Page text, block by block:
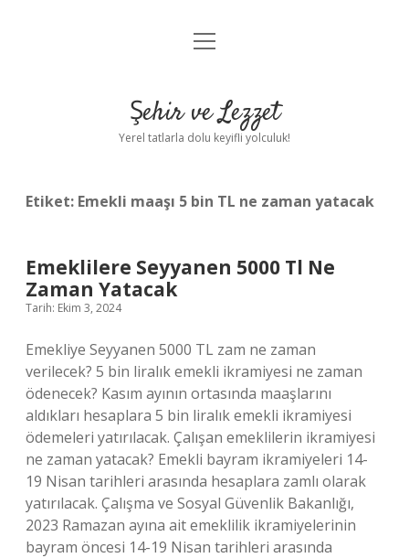
Anasayfa
Yasal Uyarı
menüyü
Şehir ve Lezzet
Yerel tatlarla dolu keyifli yolculuk!
Etiket: Emekli maaşı 5 bin TL ne zaman yatacak
Emeklilere Seyyanen 5000 Tl Ne
Zaman Yatacak
Tarih: Ekim 3, 2024
Emekliye Seyyanen 5000 TL zam ne zaman
verilecek? 5 bin liralık emekli ikramiyesi ne zaman
ödenecek? Kasım ayının ortasında maaşlarını
aldıkları hesaplara 5 bin liralık emekli ikramiyesi
ödemeleri yatırılacak. Çalışan emeklilerin ikramiyesi
ne zaman yatacak? Emekli bayram ikramiyeleri 14-
19 Nisan tarihleri ​​arasında hesaplara zamlı olarak
yatırılacak. Çalışma ve Sosyal Güvenlik Bakanlığı,
2023 Ramazan ayına ait emeklilik ikramiyelerinin
bayram öncesi 14-19 Nisan tarihleri ​​arasında